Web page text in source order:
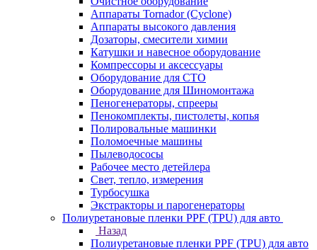
Аппараты Tornador (Cyclone)
Аппараты высокого давления
Дозаторы, смесители химии
Катушки и навесное оборудование
Компрессоры и аксессуары
Оборудование для СТО
Оборудование для Шиномонтажа
Пеногенераторы, спрееры
Пенокомплекты, пистолеты, копья
Полировальные машинки
Поломоечные машины
Пылеводососы
Рабочее место детейлера
Свет, тепло, измерения
Турбосушка
Экстракторы и парогенераторы
Полиуретановые пленки PPF (TPU) для авто
Назад
Полиуретановые пленки PPF (TPU) для авто